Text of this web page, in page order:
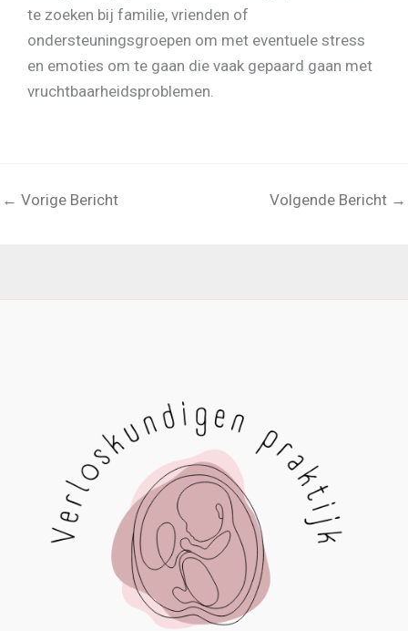
te zoeken bij familie, vrienden of
ondersteuningsgroepen om met eventuele stress
en emoties om te gaan die vaak gepaard gaan met
vruchtbaarheidsproblemen.
← Vorige Bericht Volgende Bericht →